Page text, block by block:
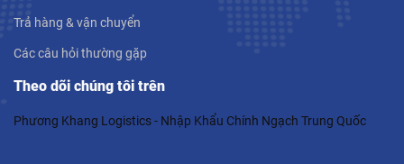
Trả hàng & vận chuyển
Các câu hỏi thường gặp
Theo dõi chúng tôi trên
Phương Khang Logistics - Nhập Khẩu Chính Ngạch Trung Quốc